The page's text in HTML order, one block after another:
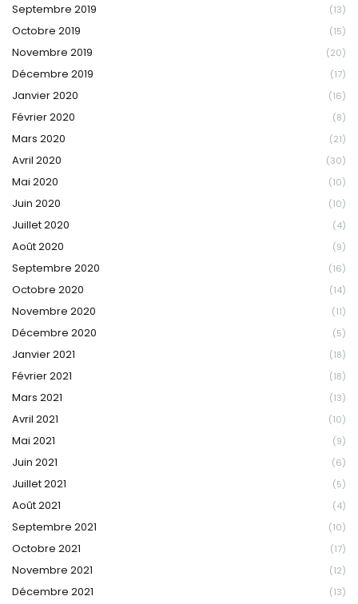
Septembre 2019 (13)
Octobre 2019 (15)
Novembre 2019 (20)
Décembre 2019 (17)
Janvier 2020 (16)
Février 2020 (8)
Mars 2020 (21)
Avril 2020 (30)
Mai 2020 (10)
Juin 2020 (10)
Juillet 2020 (4)
Août 2020 (9)
Septembre 2020 (16)
Octobre 2020 (14)
Novembre 2020 (11)
Décembre 2020 (5)
Janvier 2021 (18)
Février 2021 (18)
Mars 2021 (13)
Avril 2021 (10)
Mai 2021 (9)
Juin 2021 (6)
Juillet 2021 (5)
Août 2021 (4)
Septembre 2021 (10)
Octobre 2021 (17)
Novembre 2021 (12)
Décembre 2021 (13)